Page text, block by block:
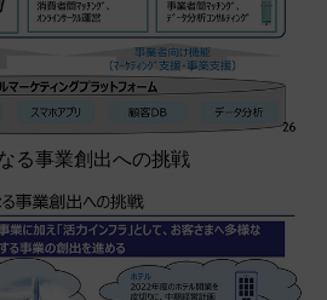
る事業創出への挑戦